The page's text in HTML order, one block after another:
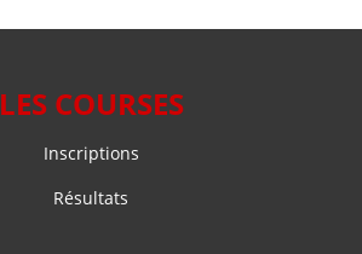
LES COURSES
Inscriptions
Résultats